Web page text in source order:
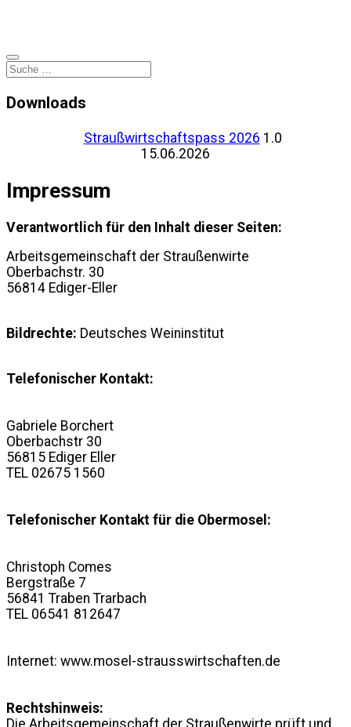
Downloads
Straußwirtschaftspass 2026 1.0
15.06.2026
Impressum
Verantwortlich für den Inhalt dieser Seiten:
Arbeitsgemeinschaft der Straußenwirte
Oberbachstr. 30
56814 Ediger-Eller
Bildrechte: Deutsches Weininstitut
Telefonischer Kontakt:
Gabriele Borchert
Oberbachstr 30
56815 Ediger Eller
TEL 02675 1560
Telefonischer Kontakt für die Obermosel:
Christoph Comes
Bergstraße 7
56841 Traben Trarbach
TEL 06541 812647
Internet: www.mosel-strausswirtschaften.de
Rechtshinweis:
Die Arbeitsgemeinschaft der Straußenwirte prüft und